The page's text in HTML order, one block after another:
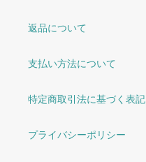
返品について
支払い方法について
特定商取引法に基づく表記
プライバシーポリシー